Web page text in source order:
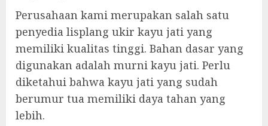
Perusahaan kami merupakan salah satu
penyedia lisplang ukir kayu jati yang
memiliki kualitas tinggi. Bahan dasar yang
digunakan adalah murni kayu jati. Perlu
diketahui bahwa kayu jati yang sudah
berumur tua memiliki daya tahan yang
lebih.